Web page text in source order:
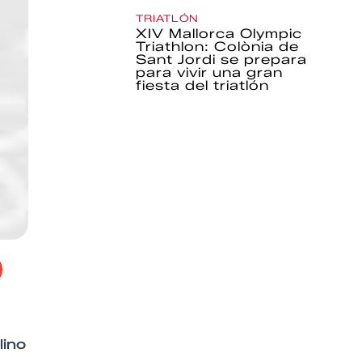
TRIATLÓN
XIV Mallorca Olympic
Triathlon: Colònia de
Sant Jordi se prepara
para vivir una gran
fiesta del triatlón